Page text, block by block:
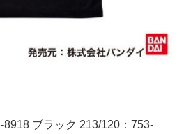
ブラック 213/120：753-